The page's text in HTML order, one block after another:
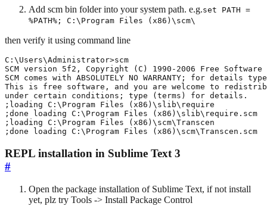
Add scm bin folder into your system path. e.g.set PATH =
%PATH%; C:\Program Files (x86)\scm\
then verify it using command line
;done loading C:\Program Files (x86)\scm\Transcen.scm
REPL installation in Sublime Text 3
#
Open the package installation of Sublime Text, if not install
yet, plz try Tools -> Install Package Control